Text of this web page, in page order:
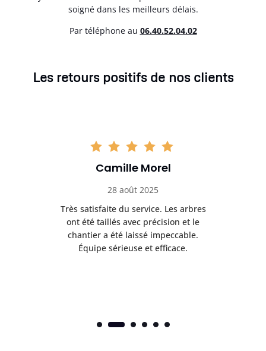
soigné dans les meilleurs délais.
Par téléphone au 06.40.52.04.02
Les retours positifs de nos clients
Camille Morel
28 août 2025
Très satisfaite du service. Les arbres
ont été taillés avec précision et le
chantier a été laissé impeccable.
Équipe sérieuse et efficace.